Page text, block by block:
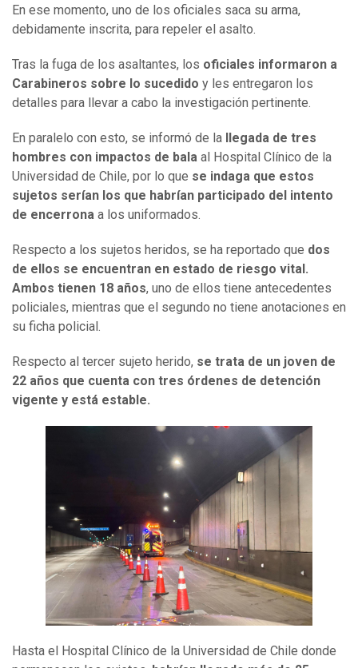
En ese momento, uno de los oficiales saca su arma,
debidamente inscrita, para repeler el asalto.
Tras la fuga de los asaltantes, los oficiales informaron a
Carabineros sobre lo sucedido y les entregaron los
detalles para llevar a cabo la investigación pertinente.
En paralelo con esto, se informó de la
llegada de tres
hombres con impactos de bala al Hospital Clínico de la
Universidad de Chile, por lo que se indaga que estos
sujetos serían los que habrían participado del intento
de encerrona a los uniformados.
Respecto a los sujetos heridos, se ha reportado que dos
de ellos se encuentran en estado de riesgo vital.
Ambos tienen 18 años, uno de ellos tiene antecedentes
policiales, mientras que el segundo no tiene anotaciones en
su ficha policial.
Respecto al tercer sujeto herido, se trata de un joven de
22 años que cuenta con tres órdenes de detención
vigente y está estable.
Hasta el Hospital Clínico de la Universidad de Chile donde